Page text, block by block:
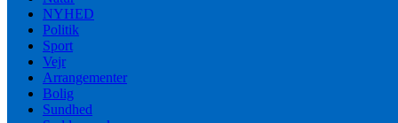
NYHED
Politik
Sport
Vejr
Arrangementer
Bolig
Sundhed